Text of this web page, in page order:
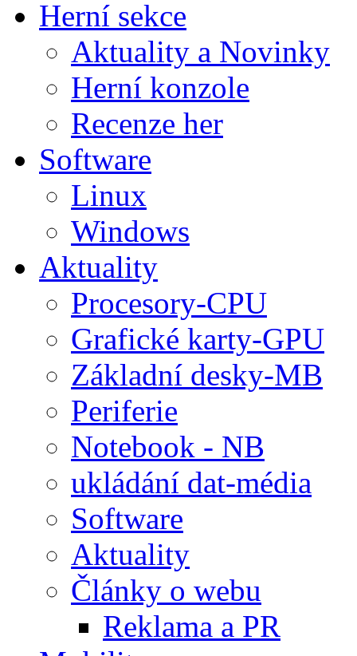
Herní sekce
Aktuality a Novinky
Herní konzole
Recenze her
Software
Linux
Windows
Aktuality
Procesory-CPU
Grafické karty-GPU
Základní desky-MB
Periferie
Notebook - NB
ukládání dat-média
Software
Aktuality
Články o webu
Reklama a PR